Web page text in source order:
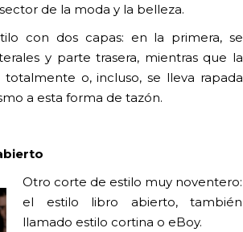
de la moda y la belleza.
con dos capas: en la primera, se
y parte trasera, mientras que la
o, incluso, se lleva rapada
a esta forma de tazón.
Otro corte de estilo muy noventero:
el estilo libro abierto, también
llamado estilo cortina o eBoy.